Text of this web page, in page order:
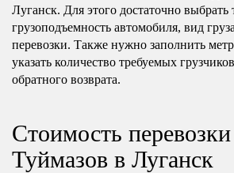
Луганск. Для этого достаточно выбрать
грузоподъемность автомобиля, вид
перевозки. Также нужно заполнить
указать количество требуемых
обратного возврата.
Стоимость
Туймазов в Луганск